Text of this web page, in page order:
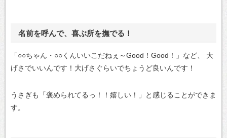
名前を呼んで、喜ぶ所を撫でる！
「○○ちゃん・○○くんいいこだねぇ～Good！Good！」など、
大
げさでいいんです！大げさぐらいでちょうど良いんです！
うさぎも「褒められてるっ！！嬉しい！」と感じることができま
す。